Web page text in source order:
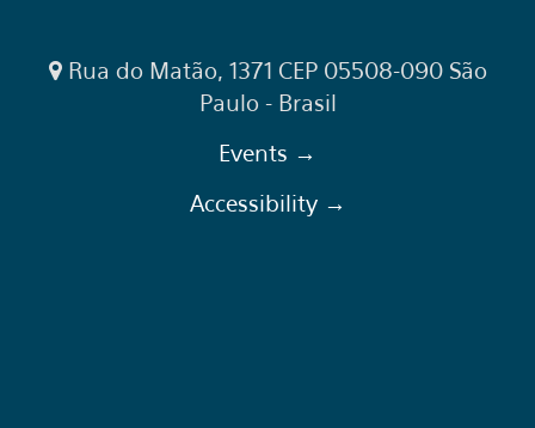
Rua do Matão, 1371 CEP 05508-090 São
Paulo - Brasil
Events →
Accessibility →